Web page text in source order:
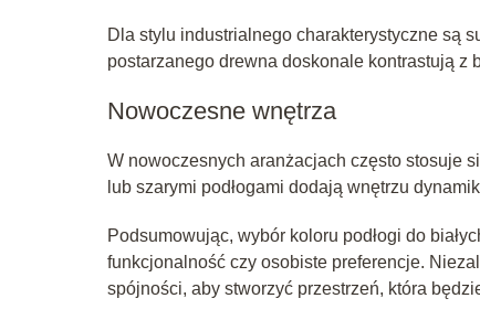
Dla stylu industrialnego charakterystyczne są
postarzanego drewna doskonale kontrastują z
Nowoczesne wnętrza
W nowoczesnych aranżacjach często stosuje
lub szarymi podłogami dodają wnętrzu
Podsumowując, wybór koloru podłogi do
funkcjonalność czy osobiste preferencje.
spójności, aby stworzyć przestrzeń, która